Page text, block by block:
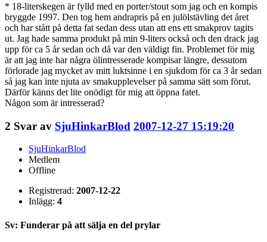
* 18-literskegen är fylld med en porter/stout som jag och en kompis
bryggde 1997. Den tog hem andrapris på en julölstävling det året
och har stått på detta fat sedan dess utan att ens ett smakprov tagits
ut. Jag hade samma produkt på min 9-liters också och den drack jag
upp för ca 5 år sedan och då var den väldigt fin. Problemet för mig
är att jag inte har några ölintresserade kompisar längre, dessutom
förlorade jag mycket av mitt luktsinne i en sjukdom för ca 3 år sedan
så jag kan inte njuta av smakupplevelser på samma sätt som förut.
Därför känns det lite onödigt för mig att öppna fatet.
Någon som är intresserad?
2 Svar av SjuHinkarBlod 2007-12-27 15:19:20
SjuHinkarBlod
Medlem
Offline
Registrerad: 2007-12-22
Inlägg: 4
Sv: Funderar på att sälja en del prylar